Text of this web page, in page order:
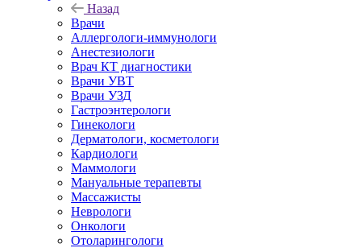
Назад
Врачи
Аллергологи-иммунологи
Анестезиологи
Врач КТ диагностики
Врачи УВТ
Врачи УЗД
Гастроэнтерологи
Гинекологи
Дерматологи, косметологи
Кардиологи
Маммологи
Мануальные терапевты
Массажисты
Неврологи
Онкологи
Отоларингологи